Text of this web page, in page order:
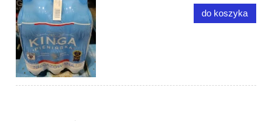
do koszyka